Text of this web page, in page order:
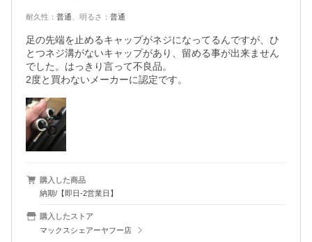
耐久性 ： 普通 明るさ ： 普通
足の先端を止めるキャップがネジになってるんですが、ひ
とつネジ溝がないキャップがあり、留める事が出来ません
でした。はっきり言って不良品。
2度と買わないメーカーに認定です。
購入した商品
納期/【即日-2営業日】
購入したストア
マックスシェアーヤフー店